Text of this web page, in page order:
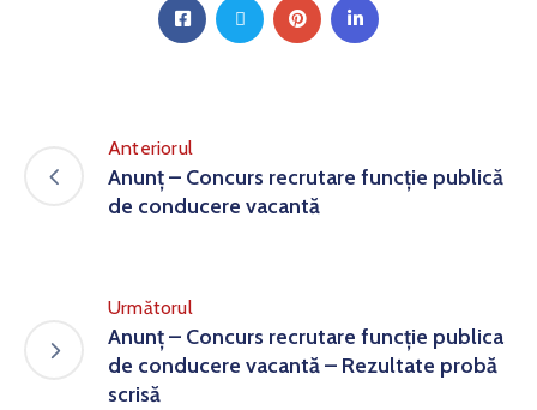
Anteriorul
Anunț – Concurs recrutare funcție publică
de conducere vacantă
Următorul
Anunț – Concurs recrutare funcție publica
de conducere vacantă – Rezultate probă
scrisă